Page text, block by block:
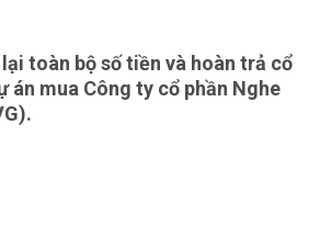
toàn bộ số tiền và hoàn trả cổ
án mua Công ty cổ phần Nghe